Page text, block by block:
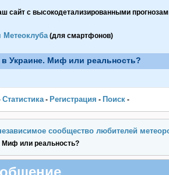
сайт с высокодетализированными
Метеоклуба(для смартфонов)
в Украине. Миф или реальность?
Статистика- Pегистрация - Поиск -
сообщество любителей
Миф или реальность?